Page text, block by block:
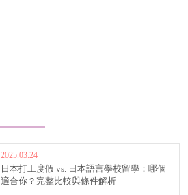
2025.03.24
日本打工度假 vs. 日本語言學校留學：哪個
適合你？完整比較與條件解析